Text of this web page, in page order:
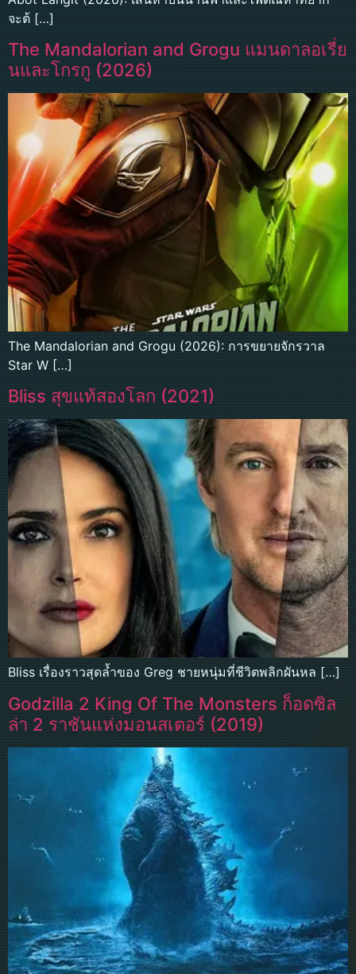
จะต้ […]
The Mandalorian and Grogu แมนดาลอเรี่ย
นและโกรกู (2026)
The Mandalorian and Grogu (2026): การขยายจักรวาล
Star W […]
Bliss สุขแท้สองโลก (2021)
Bliss เรื่องราวสุดล้ำของ Greg ชายหนุ่มที่ชีวิตพลิกผันหล […]
Godzilla 2 King Of The Monsters ก็อดซิล
ล่า 2 ราชันแห่งมอนสเตอร์ (2019)